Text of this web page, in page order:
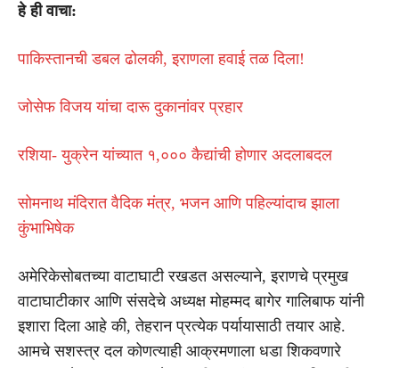
हे ही वाचा:
पाकिस्तानची डबल ढोलकी, इराणला हवाई तळ दिला!
जोसेफ विजय यांचा दारू दुकानांवर प्रहार
रशिया- युक्रेन यांच्यात १,००० कैद्यांची होणार अदलाबदल
सोमनाथ मंदिरात वैदिक मंत्र, भजन आणि पहिल्यांदाच झाला
कुंभाभिषेक
अमेरिकेसोबतच्या वाटाघाटी रखडत असल्याने, इराणचे प्रमुख
वाटाघाटीकार आणि संसदेचे अध्यक्ष मोहम्मद बागेर गालिबाफ यांनी
इशारा दिला आहे की, तेहरान प्रत्येक पर्यायासाठी तयार आहे.
आमचे सशस्त्र दल कोणत्याही आक्रमणाला धडा शिकवणारे